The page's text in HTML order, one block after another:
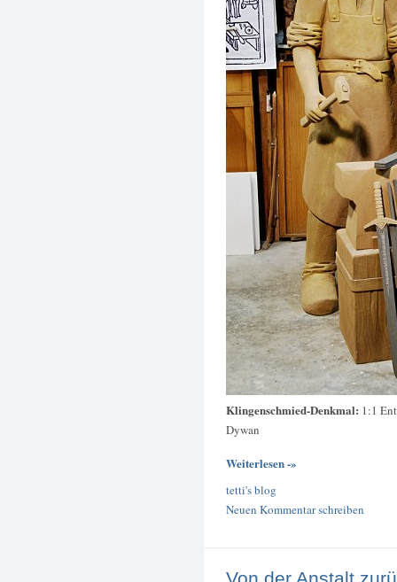
Klingenschmied-Denkmal: 1:1
Dywan
Weiterlesen -»
tetti's blog
Neuen Kommentar schreiben
Von der Anstalt